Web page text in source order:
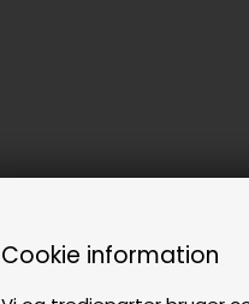
Cookie information